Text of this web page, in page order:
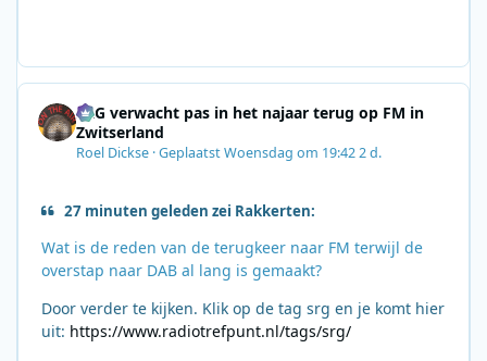
SRG verwacht pas in het najaar terug op FM in
Zwitserland
Roel Dickse ·GeplaatstWoensdag om 19:422 d.
27 minuten geleden zei Rakkerten:
Wat is de reden van de terugkeer naar FM terwijl de
overstap naar DAB al lang is gemaakt?
Door verder te kijken. Klik op de tag srg en je komt hier
uit: https://www.radiotrefpunt.nl/tags/srg/